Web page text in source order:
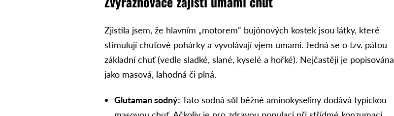
Zjistila jsem, že hlavním „motorem“ bujónových kostek jsou látky, které
stimulují chuťové pohárky a vyvolávají vjem umami. Jedná se o tzv. pátou
základní chuť (vedle sladké, slané, kyselé a hořké). Nejčastěji je popisována
jako masová, lahodná či plná.
Glutaman sodný: Tato sodná sůl běžné aminokyseliny dodává typickou